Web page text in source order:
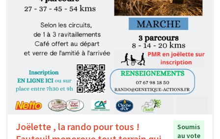
Joëlette , la rando pour tous !
Soumis
au vote